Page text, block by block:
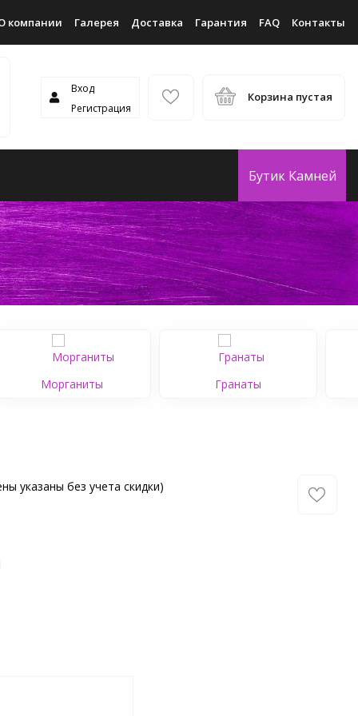
компании Галерея Доставка Гарантия FAQ Контакты
Вход
Регистрация
Корзина пустая
Бутик Камней
Морганиты Гранаты
указаны без учета скидки)